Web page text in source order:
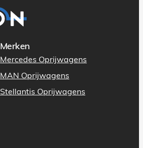
Merken
Mercedes Oprijwagens
MAN Oprijwagens
Stellantis Oprijwagens